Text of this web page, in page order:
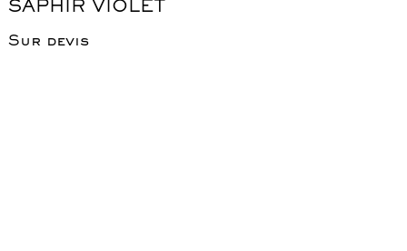
SAPHIR VIOLET
Sur devis